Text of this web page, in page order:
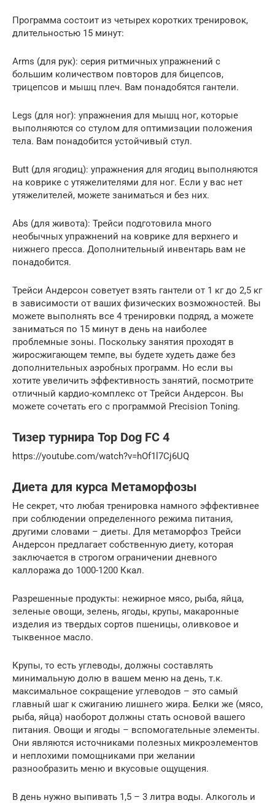
Программа состоит из четырех коротких тренировок,
длительностью 15 минут:
Arms (для рук): серия ритмичных упражнений с
большим количеством повторов для бицепсов,
трицепсов и мышц плеч. Вам понадобятся гантели.
Legs (для ног): упражнения для мышц ног, которые
выполняются со стулом для оптимизации положения
тела. Вам понадобится устойчивый стул.
Butt (для ягодиц): упражнения для ягодиц выполняются
на коврике с утяжелителями для ног. Если у вас нет
утяжелителей, можете заниматься и без них.
Abs (для живота): Трейси подготовила много
необычных упражнений на коврике для верхнего и
нижнего пресса. Дополнительный инвентарь вам не
понадобится.
Трейси Андерсон советует взять гантели от 1 кг до 2,5 кг
в зависимости от ваших физических возможностей. Вы
можете выполнять все 4 тренировки подряд, а можете
заниматься по 15 минут в день на наиболее
проблемные зоны. Поскольку занятия проходят в
жиросжигающем темпе, вы будете худеть даже без
дополнительных аэробных программ. Но если вы
хотите увеличить эффективность занятий, посмотрите
отличный кардио-комплекс от Трейси Андерсон. Вы
можете сочетать его с программой Precision Toning.
Тизер турнира Top Dog FC 4
https://youtube.com/watch?v=hOf1l7Cj6UQ
Диета для курса Метаморфозы
Не секрет, что любая тренировка намного эффективнее
при соблюдении определенного режима питания,
другими словами – диеты. Для метаморфоз Трейси
Андерсон предлагает собственную диету, которая
заключается в строгом ограничении дневного
каллоража до 1000-1200 Ккал.
Разрешенные продукты: нежирное мясо, рыба, яйца,
зеленые овощи, зелень, ягоды, крупы, макаронные
изделия из твердых сортов пшеницы, оливковое и
тыквенное масло.
Крупы, то есть углеводы, должны составлять
минимальную долю в вашем меню на день, т.к.
максимальное сокращение углеводов – это самый
главный шаг к сжиганию лишнего жира. Белки же (мясо,
рыба, яйца) наоборот должны стать основой вашего
питания. Овощи и ягоды – вспомогательные элементы.
Они являются источниками полезных микроэлементов
и неплохими помощниками при желании
разнообразить меню и вкусовые ощущения.
В день нужно выпивать 1,5 – 3 литра воды. Алкоголь и